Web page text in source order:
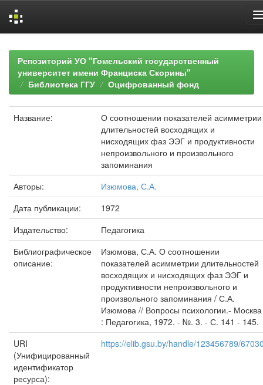
navigationРепозиторий УО "Гомельский государственный
университет имени Франциска Скорины"
Библиотека ГГУ
Оцифрованный фонд
Название:
О соотношении показателей асимметрии
длительностей восходящих и
нисходящих фаз ЭЭГ и продуктивности
непроизвольного и произвольного
запоминания
Авторы:
Изюмова, С.А.
Дата публикации:
1972
Издательство:
Педагогика
Библиографическое
описание:
Изюмова, С.А. О соотношении
показателей асимметрии длительностей
восходящих и нисходящих фаз ЭЭГ и
продуктивности непроизвольного и
произвольного запоминания / С.А.
Изюмова // Вопросы психологии.- Москва
: Педагогика, 1972. - №. 3. - С. 141 - 145.
URI
(Унифицированный
идентификатор
ресурса):
https://elib.gsu.by/handle/123456789/